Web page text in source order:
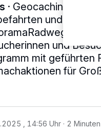
· Geocaching-
und
und
mit geführten
für
, 14:56 Uhr 2